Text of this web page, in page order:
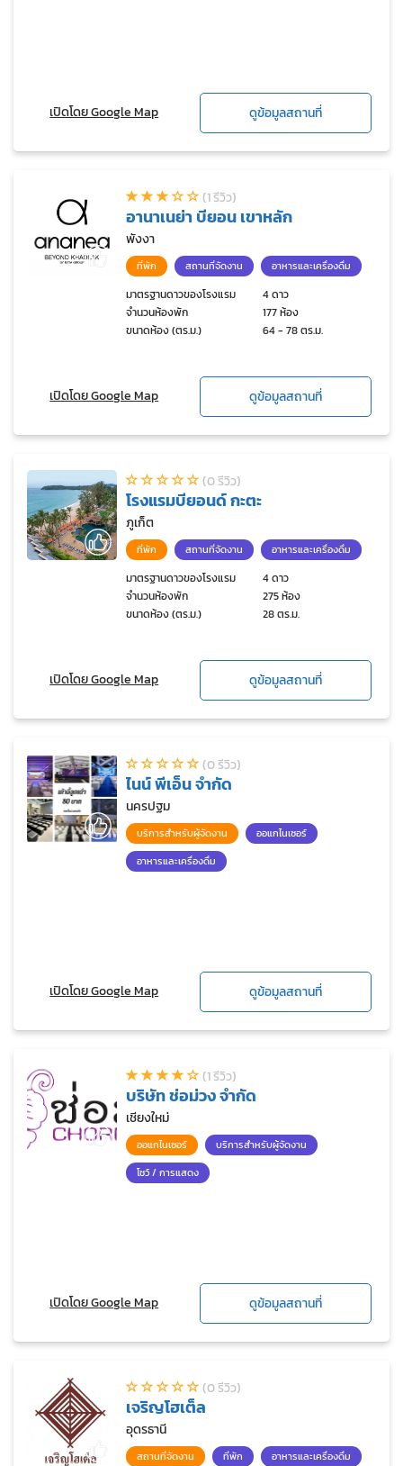
เปิดโดย Google Map ดูข้อมูลสถานที่
(1 รีวิว)
อานาเนย่า บียอน เขาหลัก
พังงา
ที่พัก สถานที่จัดงาน อาหารและเครื่องดื่ม
มาตรฐานดาวของโรงแรม
4 ดาว
จำนวนห้องพัก
177 ห้อง
ขนาดห้อง (ตร.ม.)
64 - 78 ตร.ม.
เปิดโดย Google Map ดูข้อมูลสถานที่
(0 รีวิว)
โรงแรมบียอนด์ กะตะ
ภูเก็ต
ที่พัก สถานที่จัดงาน อาหารและเครื่องดื่ม
มาตรฐานดาวของโรงแรม
4 ดาว
จำนวนห้องพัก
275 ห้อง
ขนาดห้อง (ตร.ม.)
28 ตร.ม.
เปิดโดย Google Map ดูข้อมูลสถานที่
(0 รีวิว)
ไนน์ พีเอ็น จำกัด
นครปฐม
บริการสำหรับผู้จัดงาน
ออแกไนเซอร์
อาหารและเครื่องดื่ม
เปิดโดย Google Map ดูข้อมูลสถานที่
(1 รีวิว)
บริษัท ช่อม่วง จำกัด
เชียงใหม่
ออแกไนเซอร์
บริการสำหรับผู้จัดงาน
โชว์ / การแสดง
เปิดโดย Google Map ดูข้อมูลสถานที่
(0 รีวิว)
เจริญโฮเต็ล
อุดรธานี
สถานที่จัดงาน ที่พัก อาหารและเครื่องดื่ม